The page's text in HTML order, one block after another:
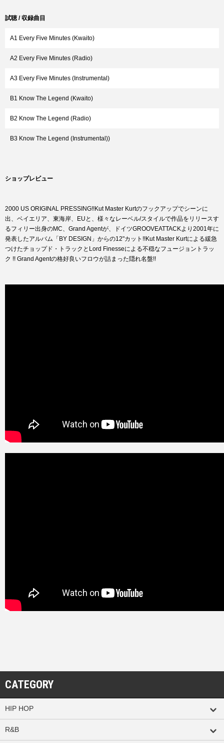
試聴 / 収録曲目
A1 Every Five Minutes (Kwaito)
A2 Every Five Minutes (Radio)
A3 Every Five Minutes (Instrumental)
B1 Know The Legend (Kwaito)
B2 Know The Legend (Radio)
B3 Know The Legend (Instrumental))
ショップレビュー
2000 US ORIGINAL PRESSING!!Kut Master Kurtのフックアップでシーンに
出、ベイエリア、東海岸、EUと、様々なレーベル/スタイルで作品をリリースす
るフィリー出身のMC、Grand Agentが、ドイツGROOVEATTACKより2001年に
発表したアルバム「BY DESIGN」からの12"カット!!Kut Master Kurtによる緩急
つけたチョップド・トラックとLord Finesseによる不穏なフュージョントラッ
ク !! Grand Agentの格好良いフロウが詰まった隠れ名盤!!
CATEGORY
HIP HOP
R&B